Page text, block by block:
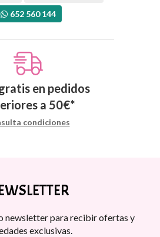
652 560 144
en pedidos
a 50€*
condiciones
newsletter para recibir ofertas y
exclusivas.